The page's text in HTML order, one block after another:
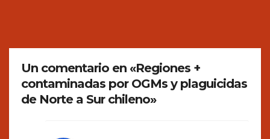
Un comentario en «Regiones +
contaminadas por OGMs y plaguicidas
de Norte a Sur chileno»